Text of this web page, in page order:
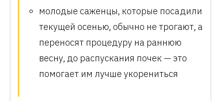
молодые саженцы, которые посадили
текущей осенью, обычно не трогают, а
переносят процедуру на раннюю
весну, до распускания почек — это
помогает им лучше укорениться